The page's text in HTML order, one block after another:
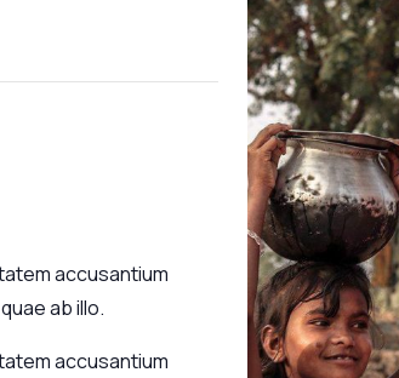
accusantium
ab illo.
accusantium